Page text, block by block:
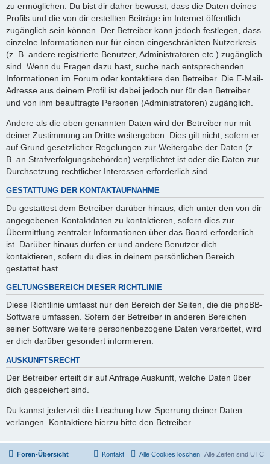
zu ermöglichen. Du bist dir daher bewusst, dass die Daten deines
Profils und die von dir erstellten Beiträge im Internet öffentlich
zugänglich sein können. Der Betreiber kann jedoch festlegen, dass
einzelne Informationen nur für einen eingeschränkten Nutzerkreis
(z. B. andere registrierte Benutzer, Administratoren etc.) zugänglich
sind. Wenn du Fragen dazu hast, suche nach entsprechenden
Informationen im Forum oder kontaktiere den Betreiber. Die E-Mail-
Adresse aus deinem Profil ist dabei jedoch nur für den Betreiber
und von ihm beauftragte Personen (Administratoren) zugänglich.
Andere als die oben genannten Daten wird der Betreiber nur mit
deiner Zustimmung an Dritte weitergeben. Dies gilt nicht, sofern er
auf Grund gesetzlicher Regelungen zur Weitergabe der Daten (z.
B. an Strafverfolgungsbehörden) verpflichtet ist oder die Daten zur
Durchsetzung rechtlicher Interessen erforderlich sind.
GESTATTUNG DER KONTAKTAUFNAHME
Du gestattest dem Betreiber darüber hinaus, dich unter den von dir
angegebenen Kontaktdaten zu kontaktieren, sofern dies zur
Übermittlung zentraler Informationen über das Board erforderlich
ist. Darüber hinaus dürfen er und andere Benutzer dich
kontaktieren, sofern du dies in deinem persönlichen Bereich
gestattet hast.
GELTUNGSBEREICH DIESER RICHTLINIE
Diese Richtlinie umfasst nur den Bereich der Seiten, die die phpBB-
Software umfassen. Sofern der Betreiber in anderen Bereichen
seiner Software weitere personenbezogene Daten verarbeitet, wird
er dich darüber gesondert informieren.
AUSKUNFTSRECHT
Der Betreiber erteilt dir auf Anfrage Auskunft, welche Daten über
dich gespeichert sind.
Du kannst jederzeit die Löschung bzw. Sperrung deiner Daten
verlangen. Kontaktiere hierzu bitte den Betreiber.
Foren-Übersicht Alle Zeiten sind UTC
Alle Cookies löschen
Kontakt